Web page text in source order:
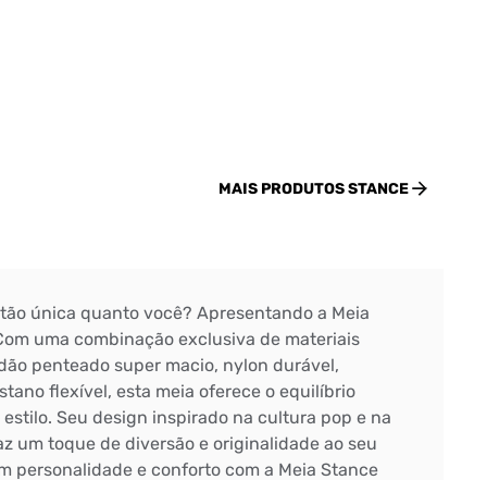
MAIS PRODUTOSSTANCE
única quanto você? Apresentando a Meia
uma combinação exclusiva de materiais
penteado super macio, nylon durável,
flexível, esta meia oferece o equilíbrio
Seu design inspirado na cultura pop e na
um toque de diversão e originalidade ao seu
personalidade e conforto com a Meia Stance